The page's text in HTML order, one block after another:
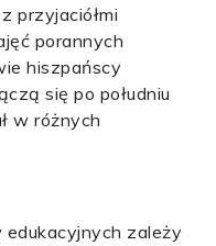
przyjaciółmi
porannych
hiszpańscy
się po południu
w różnych
zależy